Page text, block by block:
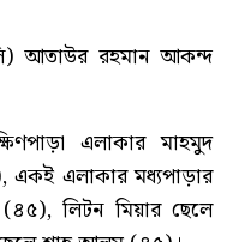
আতাউর রহমান আকন্দ
এলাকার মাহমুদ
এলাকার মধ্যপাড়ার
লিটন মিয়ার ছেলে